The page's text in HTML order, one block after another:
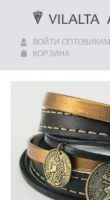
ВОЙТИ ОПТОВИКАМ
КОРЗИНА